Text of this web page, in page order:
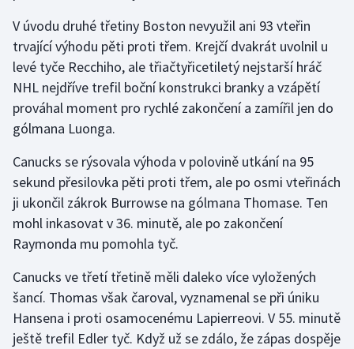
Lezení
Lyže a snowboard
Moderní pětiboj
Motorsport
Olympijské hry
Parasport
Plavání
Plážový volejbal
Ragby
V úvodu druhé třetiny Boston nevyužil ani 93 vteřin
trvající výhodu pěti proti třem. Krejčí dvakrát uvolnil u
levé tyče Recchiho, ale třiačtyřicetiletý nejstarší hráč
NHL nejdříve trefil boční konstrukci branky a vzápětí
prováhal moment pro rychlé zakončení a zamířil jen do
gólmana Luonga.
Canucks se rýsovala výhoda v polovině utkání na 95
sekund přesilovka pěti proti třem, ale po osmi vteřinách
ji ukončil zákrok Burrowse na gólmana Thomase. Ten
mohl inkasovat v 36. minutě, ale po zakončení
Raymonda mu pomohla tyč.
Canucks ve třetí třetině měli daleko více vyložených
šancí. Thomas však čaroval, vyznamenal se při úniku
Hansena i proti osamocenému Lapierreovi. V 55. minutě
ještě trefil Edler tyč. Když už se zdálo, že zápas dospěje